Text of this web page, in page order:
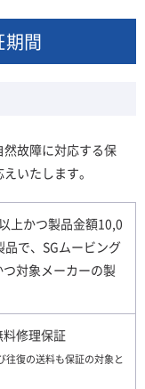
間
故障に対応する保
いたします。
上かつ製品金額10,0
で、 SGムービング
対象メーカーの製
修理保証
復の送料も保証の対象と